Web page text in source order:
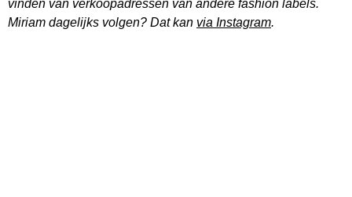
vinden van verkoopadressen van andere fashion labels.
Miriam dagelijks volgen? Dat kan via Instagram.